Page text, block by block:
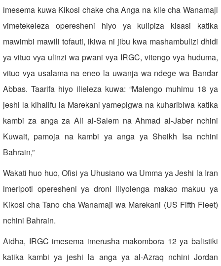
imesema kuwa Kikosi chake cha Anga na kile cha Wanamaji
vimetekeleza operesheni hiyo ya kulipiza kisasi katika
mawimbi mawili tofauti, ikiwa ni jibu kwa mashambulizi dhidi
ya vituo vya ulinzi wa pwani vya IRGC, vitengo vya huduma,
vituo vya usalama na eneo la uwanja wa ndege wa Bandar
Abbas. Taarifa hiyo ilieleza kuwa: “Malengo muhimu 18 ya
jeshi la kihalifu la Marekani yamepigwa na kuharibiwa katika
kambi za anga za Ali al-Salem na Ahmad al-Jaber nchini
Kuwait, pamoja na kambi ya anga ya Sheikh Isa nchini
Bahrain,”
Wakati huo huo, Ofisi ya Uhusiano wa Umma ya Jeshi la Iran
imeripoti operesheni ya droni iliyolenga makao makuu ya
Kikosi cha Tano cha Wanamaji wa Marekani (US Fifth Fleet)
nchini Bahrain.
Aidha, IRGC imesema imerusha makombora 12 ya balistiki
katika kambi ya jeshi la anga ya al-Azraq nchini Jordan